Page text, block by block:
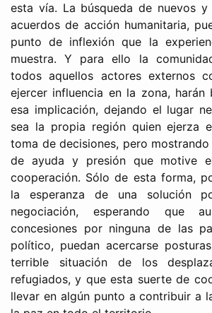
esta vía. La búsqueda de nuevos y
acuerdos de acción humanitaria,
punto de inflexión que la
muestra. Y para ello la
todos aquellos actores externos
ejercer influencia en la zona, harán
esa implicación, dejando el lugar
sea la propia región quien ejerza
toma de decisiones, pero
de ayuda y presión que motive
cooperación. Sólo de esta forma,
la esperanza de una solución
negociación, esperando que
concesiones por ninguna de las
político, puedan acercarse
terrible situación de los
refugiados, y que esta suerte de
llevar en algún punto a contribuir a